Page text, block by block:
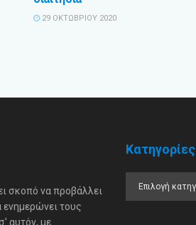
29 ΟΚΤΩΒΡΊΟΥ 2020
σκοπό να προβάλλει
ενημερώνει τους
αυτόν, με
Κατηγορίες